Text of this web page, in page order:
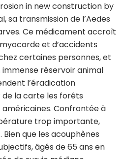
in new construction by
transmission de l’Aedes
Ce médicament accroît
et d’accidents
certaines personnes, et
immense réservoir animal
l’éradication
la carte les forêts
Confrontée à
trop importante,
que les acouphènes
âgés de 65 ans en